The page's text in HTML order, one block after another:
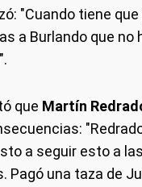
"Cuando tiene
a Burlando que no
que Martín
a seguir esto a
Pagó una taza de